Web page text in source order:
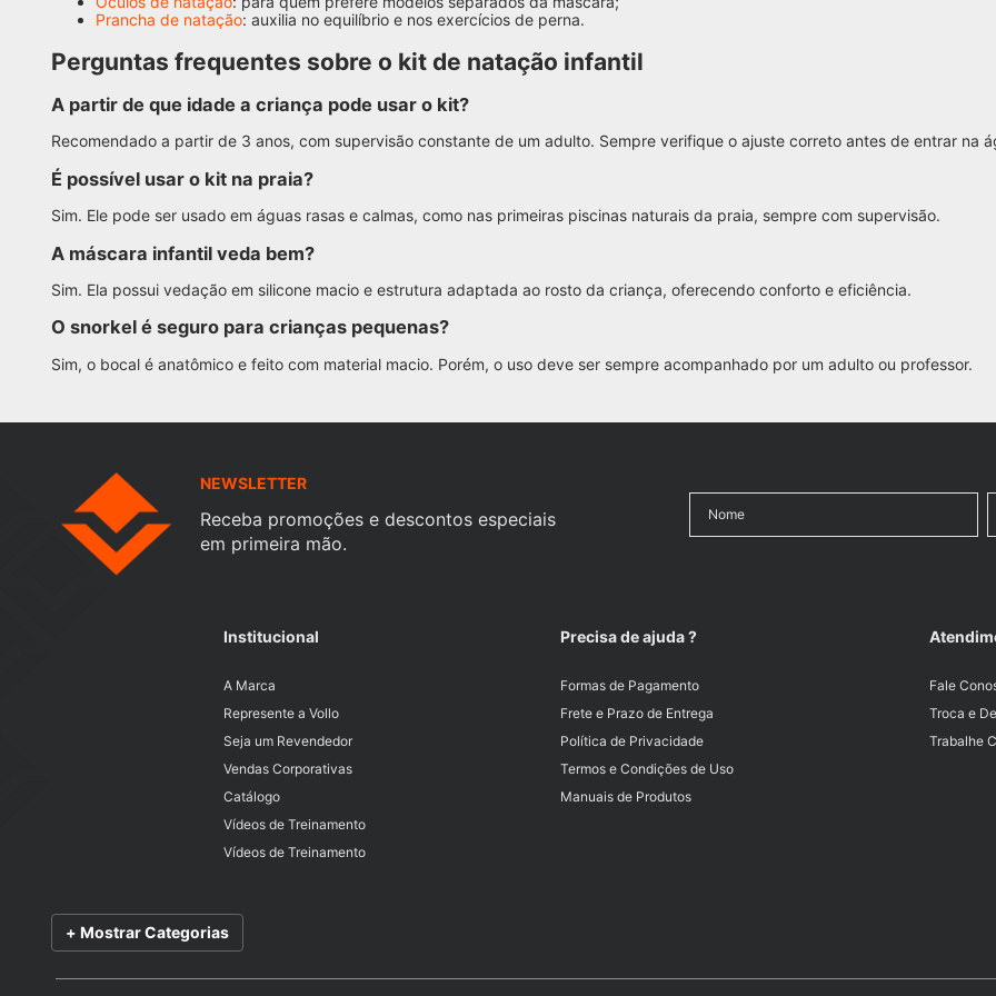
Prancha de natação: auxilia no equilíbrio e nos exercícios de perna.
Perguntas frequentes sobre o kit de natação infantil
A partir de que idade a criança pode usar o kit?
Recomendado a partir de 3 anos, com supervisão constante de um adulto. Sempre verifique o ajuste correto antes de entrar na
É possível usar o kit na praia?
Sim. Ele pode ser usado em águas rasas e calmas, como nas primeiras piscinas naturais da praia, sempre com supervisão.
A máscara infantil veda bem?
Sim. Ela possui vedação em silicone macio e estrutura adaptada ao rosto da criança, oferecendo conforto e eficiência.
O snorkel é seguro para crianças pequenas?
Sim, o bocal é anatômico e feito com material macio. Porém, o uso deve ser sempre acompanhado por um adulto ou professor.
NEWSLETTER
Receba promoções e descontos especiais
em primeira mão.
Institucional
A Marca
Represente a Vollo
Seja um Revendedor
Vendas Corporativas
Catálogo
Vídeos de Treinamento
Vídeos de Treinamento
Precisa de ajuda ?
Formas de Pagamento
Frete e Prazo de Entrega
Política de Privacidade
Termos e Condições de Uso
Manuais de Produtos
Fale
Troca e
Trabalhe
+ Mostrar Categorias